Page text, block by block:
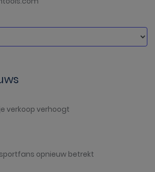
verkoop verhoogt
opnieuw betrekt